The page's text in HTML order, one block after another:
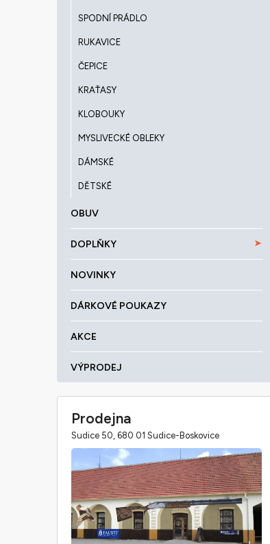
SPODNÍ PRÁDLO
RUKAVICE
ČEPICE
KRAŤASY
KLOBOUKY
MYSLIVECKÉ OBLEKY
DÁMSKÉ
DĚTSKÉ
OBUV
DOPLŇKY
NOVINKY
DÁRKOVÉ POUKAZY
AKCE
VÝPRODEJ
Prodejna
Sudice 50, 680 01 Sudice-Boskovice